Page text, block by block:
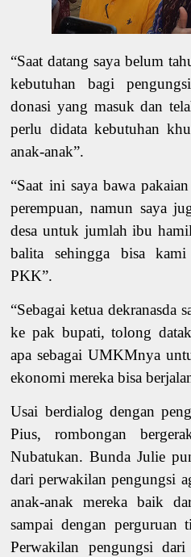
“Saat datang saya belum
kebutuhan bagi
donasi yang masuk dan
perlu didata kebutuhan
anak-anak”.
“Saat ini saya bawa
perempuan, namun saya
desa untuk jumlah ibu
balita sehingga bisa
PKK”.
“Sebagai ketua dekranasda
ke pak bupati, tolong
apa sebagai UMKMnya
ekonomi mereka bisa
Usai berdialog dengan
Pius, rombongan
Nubatukan. Bunda Julie
dari perwakilan pengungsi a
anak-anak mereka baik
sampai dengan perguruan
Perwakilan pengungsidari